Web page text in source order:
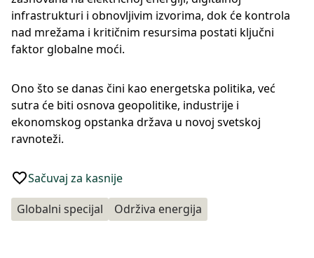
infrastrukturi i obnovljivim izvorima, dok će kontrola
nad mrežama i kritičnim resursima postati ključni
faktor globalne moći.
Ono što se danas čini kao energetska politika, već
sutra će biti osnova geopolitike, industrije i
ekonomskog opstanka država u novoj svetskoj
ravnoteži.
Sačuvaj za kasnije
Globalni specijal Održiva energija